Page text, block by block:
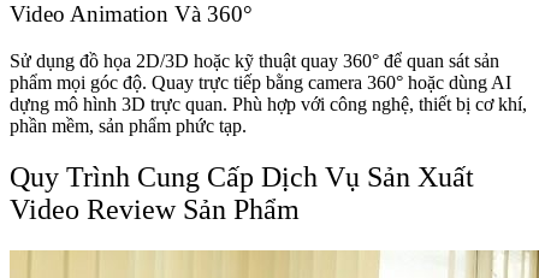
Video Animation Và 360°
Sử dụng đồ họa 2D/3D hoặc kỹ thuật quay 360° để quan sát sản
phẩm mọi góc độ. Quay trực tiếp bằng camera 360° hoặc dùng AI
dựng mô hình 3D trực quan. Phù hợp với công nghệ, thiết bị cơ khí,
phần mềm, sản phẩm phức tạp.
Quy Trình Cung Cấp Dịch Vụ Sản Xuất
Video Review Sản Phẩm